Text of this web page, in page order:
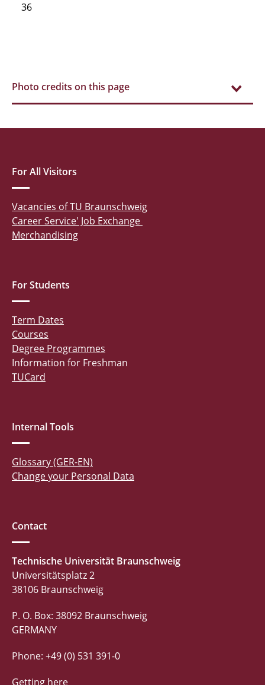
36
Photo credits on this page
For All Visitors
Vacancies of TU Braunschweig
Career Service' Job Exchange
Merchandising
For Students
Term Dates
Courses
Degree Programmes
Information for Freshman
TUCard
Internal Tools
Glossary (GER-EN)
Change your Personal Data
Contact
Technische Universität Braunschweig
Universitätsplatz 2
38106 Braunschweig
P. O. Box: 38092 Braunschweig
GERMANY
Phone: +49 (0) 531 391-0
Getting here